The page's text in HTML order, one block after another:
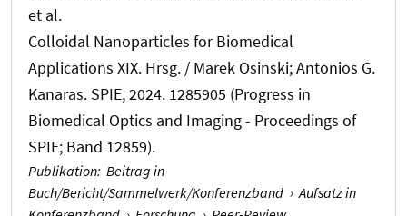
et al.
Colloidal Nanoparticles for Biomedical
Applications XIX. Hrsg. / Marek Osinski; Antonios G.
Kanaras. SPIE, 2024. 1285905 (Progress in
Biomedical Optics and Imaging - Proceedings of
SPIE; Band 12859).
Publikation: Beitrag in
Buch/Bericht/Sammelwerk/Konferenzband › Aufsatz in